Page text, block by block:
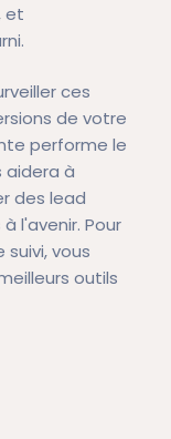
et
ces
de votre
performe le
aidera à
des lead
l'avenir. Pour
suivi, vous
outils